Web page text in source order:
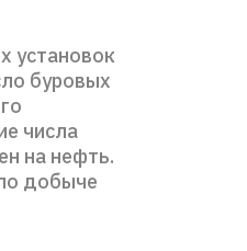
установок
буровых
числа
на нефть.
добыче